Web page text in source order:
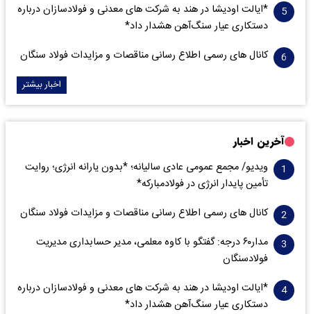
*ایالت اودیشا در هند به شرکت های معدنی و فولادسازان درباره
دستکاری عیار سنگ‌آهن هشدار داد*
کانال های رسمی اطلاع رسانی مناقصات و مزایدات فولاد سنگان
اخبار بیشتر
آخرین اخبار
ویدیو/ مجمع عمومی عادی سالیانه؛ *بدون یارانه انرژی؛ روایت
تأمین پایدار انرژی در فولادمبارکه*
کانال های رسمی اطلاع رسانی مناقصات و مزایدات فولاد سنگان
مدار‌۶٠ درجه: گفتگو با کاوه معلمی، مدیر حسابداری مدیریت
فولادسنگان
*ایالت اودیشا در هند به شرکت های معدنی و فولادسازان درباره
دستکاری عیار سنگ‌آهن هشدار داد*